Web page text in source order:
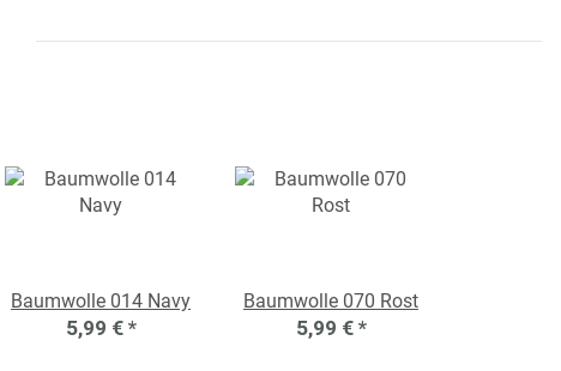
Baumwolle 014 Navy
5,99 € *
Baumwolle 070 Rost
5,99 € *